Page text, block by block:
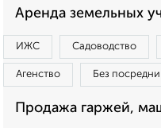
Аренда земельных
ИЖС Садоводство
Агенство Без
Продажа гаржей,